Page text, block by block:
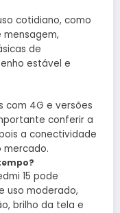
cotidiano, como
mensagem,
de
estável e
com 4G e versões
conferir a
a conectividade
mercado.
15 pode
uso moderado,
brilho da tela e